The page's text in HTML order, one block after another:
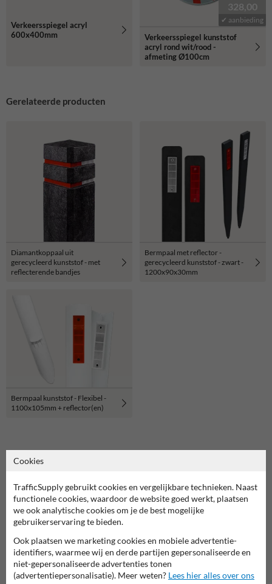
Verkeersspiegel acryl
600x400mm
328,00
✔ aanbieding
Verkeersspiegel kunststof
acryl rond wit/rood -
afmeting Ø100cm
Gerelateerde producten
Diamantkoppaal uit
gerecycleerd kunststof - met
reflecterende bandjes
Bermpaal met reflector -
gerecycleerd kunststof - zwart -
1200x90x30mm
Bermpaal kunststof - Flexibel -
1100x105mm + reflector(en)
Verkeersspiegels
Voor elke situatie de juiste verkeersspiegel
Bij ons vind je altijd een verkeersspiegel die past bij jouw situatie. We
hebben een ruim aanbod in verschillende formaten en materialen,
spiegel voor aan een druk kruispunt, een model met anti-condens of
anti-vries, of een extra stevige RVS-uitvoering? Er is altijd een
oplossing die precies doet wat jij nodig hebt. Hieronder lichten we de
meest voorkomende toepassingen graag kort toe.
Cookies
TrafficSupply gebruikt cookies en vergelijkbare technieken. Naast
functionele cookies, waardoor de website goed werkt, plaatsen
we ook analytische cookies om je de best mogelijke
gebruikerservaring te bieden.
Ook plaatsen we marketing cookies en mobiele advertentie-
identifiers, waarmee wij en derde partijen gepersonaliseerde en
niet-gepersonaliseerde advertenties tonen
(advertentiepersonalisatie). Meer weten? Lees hier alles over ons